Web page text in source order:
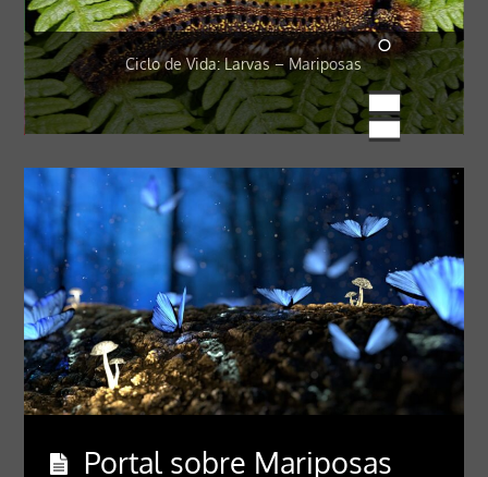
Estrategias de supervivencia: Disfraz y
las Mariposas
Portal sobre Mariposas